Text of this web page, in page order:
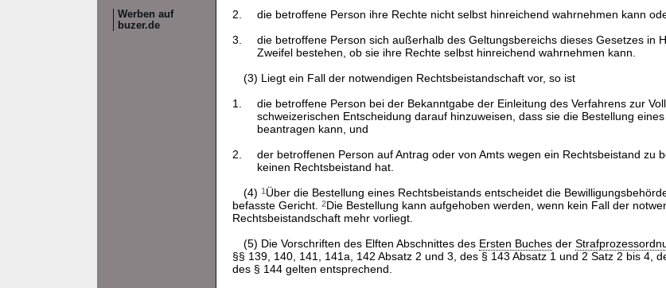
Werben auf
buzer.de
2.
die betroffene Person ihre Rechte nicht selbst hinreichend wahrnehmen kann
3.
die betroffene Person sich außerhalb des Geltungsbereichs dieses Gesetzes in
Zweifel bestehen, ob sie ihre Rechte selbst hinreichend wahrnehmen kann.
(3) Liegt ein Fall der notwendigen Rechtsbeistandschaft vor, so ist
1.
die betroffene Person bei der Bekanntgabe der Einleitung des Verfahrens zur
schweizerischen Entscheidung darauf hinzuweisen, dass sie die Bestellung
beantragen kann, und
2.
der betroffenen Person auf Antrag oder von Amts wegen ein Rechtsbeistand zu
keinen Rechtsbeistand hat.
(4) 1Über die Bestellung eines Rechtsbeistands entscheidet die
befasste Gericht.
2Die Bestellung kann aufgehoben werden, wenn kein Fall der
Rechtsbeistandschaft mehr vorliegt.
(5) Die Vorschriften des Elften Abschnittes des Ersten Buches der
§§ 139, 140, 141, 141a, 142 Absatz 2 und 3, des § 143 Absatz 1 und 2 Satz 2 bis 4,
des § 144 gelten entsprechend.